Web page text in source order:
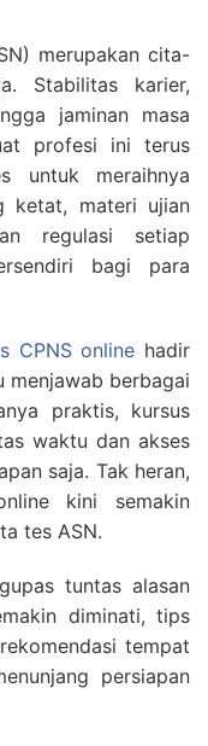
merupakan cita-
Stabilitas karier,
jaminan masa
profesi ini terus
untuk meraihnya
ketat, materi ujian
regulasi setiap
bagi para
CPNS online hadir
menjawab berbagai
praktis, kursus
waktu dan akses
saja. Tak heran,
kini semakin
tes ASN.
tuntas alasan
diminati, tips
tempat
persiapan